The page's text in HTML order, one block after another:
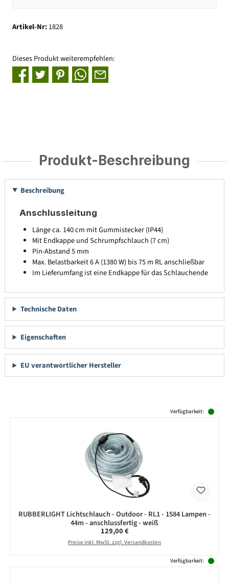
Artikel-Nr:1828
Dieses Produkt weiterempfehlen:
Produkt-Beschreibung
Beschreibung
Anschlussleitung
Länge ca. 140 cm mit Gummistecker (IP44)
Mit Endkappe und Schrumpfschlauch (7 cm)
Pin-Abstand 5 mm
Max. Belastbarkeit 6 A (1380 W) bis 75 m RL anschließbar
Im Lieferumfang ist eine Endkappe für das Schlauchende
Technische Daten
Eigenschaften
EU verantwortlicher Hersteller
Verfügbarkeit:
RUBBERLIGHT Lichtschlauch - Outdoor - RL1 - 1584 Lampen -
44m - anschlussfertig - weiß
Regulärer Preis:
129,00 €
Preise inkl. MwSt. zzgl. Versandkosten
Verfügbarkeit: